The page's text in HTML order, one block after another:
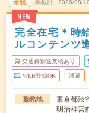
NEW
掲載日 2026/08/10
完全在宅＊時
ルコンテンツ
交通費別途支給あり
WEB登録OK 派遣
勤務地
東京都渋
明治神宮